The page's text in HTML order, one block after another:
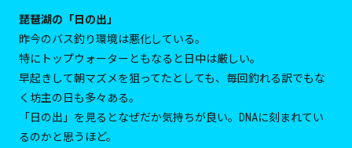
琵琶湖の「日の出」
昨今のバス釣り環境は悪化している。
特にトップウォーターともなると日中は厳しい。
早起きして朝マズメを狙ってたとしても、毎回釣れる訳でもな
く坊主の日も多々ある。
「日の出」を見るとなぜだか気持ちが良い。DNAに刻まれてい
るのかと思うほど。